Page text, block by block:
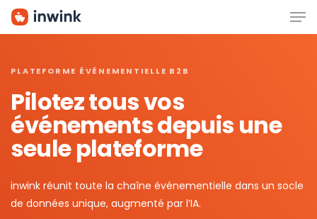
Skip
PLATEFORME ÉVÉNEMENTIELLE B2B
Pilotez tous vos
événements depuis une
seule plateforme
inwink réunit toute la chaîne événementielle dans un socle
de données unique, augmenté par l’IA.